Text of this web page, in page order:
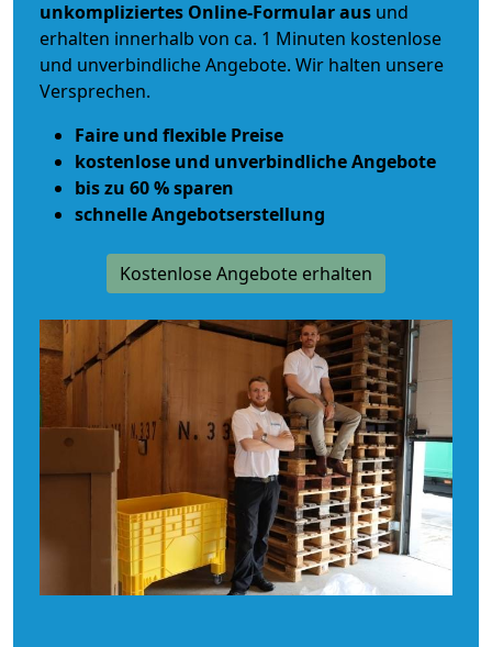
unkompliziertes Online-Formular aus und
erhalten innerhalb von ca. 1 Minuten kostenlose
und unverbindliche Angebote. Wir halten unsere
Versprechen.
Faire und flexible Preise
kostenlose und unverbindliche Angebote
bis zu 60 % sparen
schnelle Angebotserstellung
Kostenlose Angebote erhalten